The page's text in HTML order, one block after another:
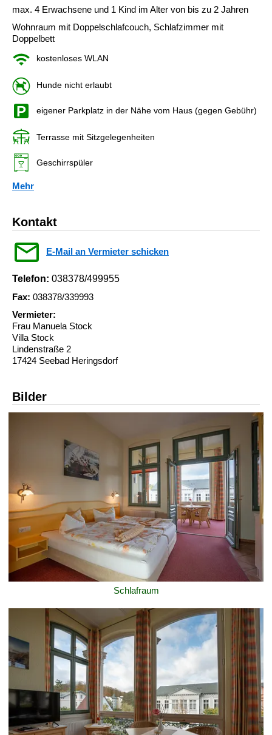
max. 4 Erwachsene und 1 Kind im Alter von bis zu 2 Jahren
Wohnraum mit Doppelschlafcouch, Schlafzimmer mit
Doppelbett
kostenloses WLAN
Hunde nicht erlaubt
eigener Parkplatz in der Nähe vom Haus (gegen Gebühr)
Terrasse mit Sitzgelegenheiten
Geschirrspüler
Mehr
Kontakt
E-Mail an Vermieter schicken
Telefon: 038378/499955
Fax: 038378/339993
Vermieter:
Frau Manuela Stock
Villa Stock
Lindenstraße 2
17424 Seebad Heringsdorf
Bilder
Schlafraum